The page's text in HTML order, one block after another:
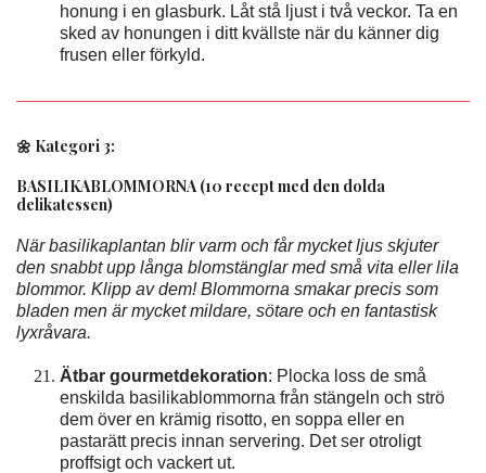
honung i en glasburk. Låt stå ljust i två veckor. Ta en
sked av honungen i ditt kvällste när du känner dig
frusen eller förkyld.
🌼 Kategori 3:
BASILIKABLOMMORNA (10 recept med den dolda
delikatessen)
När basilikaplantan blir varm och får mycket ljus skjuter
den snabbt upp långa blomstänglar med små vita eller lila
blommor. Klipp av dem! Blommorna smakar precis som
bladen men är mycket mildare, sötare och en fantastisk
lyxråvara.
Ätbar gourmetdekoration: Plocka loss de små
enskilda basilikablommorna från stängeln och strö
dem över en krämig risotto, en soppa eller en
pastarätt precis innan servering. Det ser otroligt
proffsigt och vackert ut.